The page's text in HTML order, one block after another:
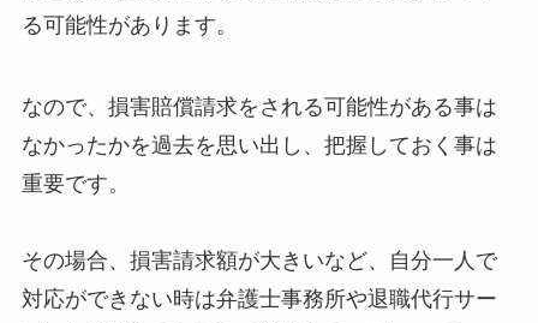
る可能性があります。
なので、損害賠償請求をされる可能性がある事は
なかったかを過去を思い出し、把握しておく事は
重要です。
その場合、損害請求額が大きいなど、自分一人で
対応ができない時は弁護士事務所や退職代行サー